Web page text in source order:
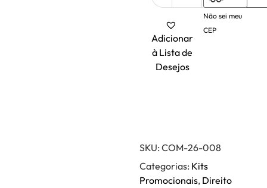
Adicionar
à Lista de
Desejos
Não sei meu
CEP
SKU: COM-26-008
Categorias: Kits
Promocionais, Direito